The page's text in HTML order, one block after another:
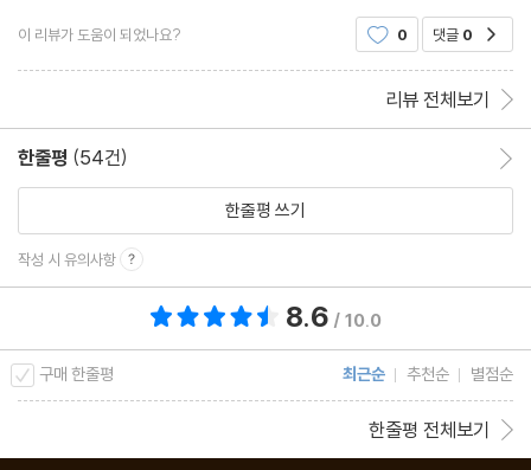
게, 『헌치백』은 시사성 넘치는 풍자적 표현을 전면에 내세우면서 인
터넷 밈과 은어를 과감히 차용해 뛰어난 문학적 실험성을 보여준다.
전반부에 등장하는 주인공 샤카의 액자소설이 후반부엔 현실의 층
위를 전복하면서 메타픽션에 대한 실험으로까지 발전해 나가는데,
이에 『헌치백』을 우리말로 옮긴 번역자 양윤옥은 “특히 마지막 부분
의 짧은 글로 소설 전체를 뒤엎는 또 다른 세계가 입체적으로 변환하
면서 전혀 다른 가정을 펼쳐갈 수 있다는 게 대단합니다. (…) 기적의
명작이 아닌가 싶습니다.”라고 극찬하기도 했다.
이 리뷰가 도움이 되었나요? 0 댓글 0
리뷰 전체보기
한줄평 (54건)
한줄평 쓰기
작성 시 유의사항
8.6 / 10.0
구매 한줄평 최근순 추천순 별점순
한줄평 전체보기